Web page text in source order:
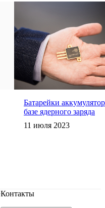
Батарейки
базе ядерного заряда
11 июля 2023
Контакты